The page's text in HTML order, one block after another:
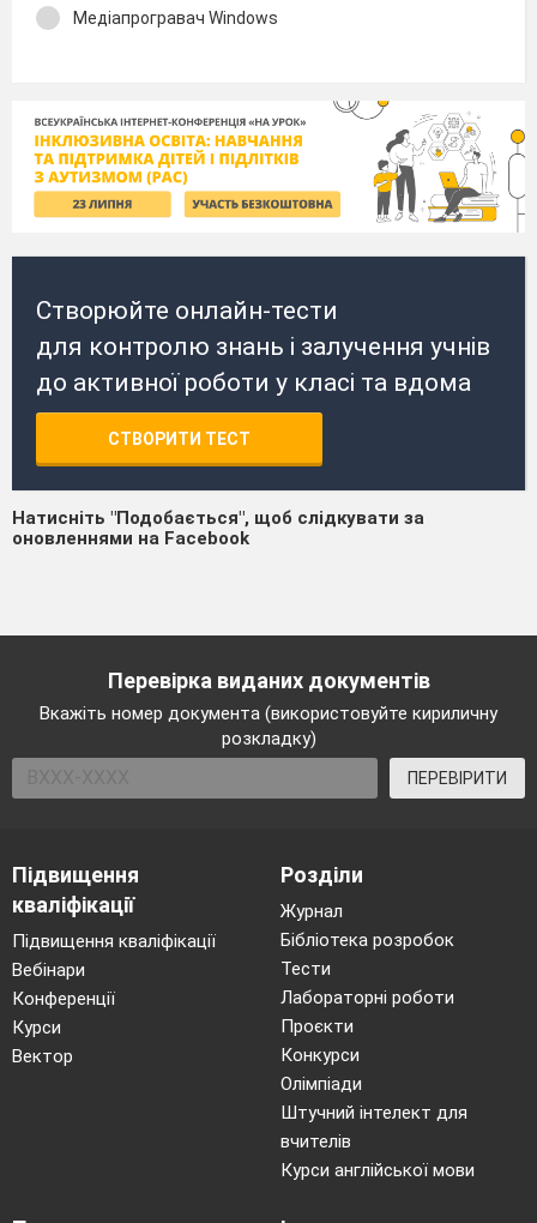
Медіапрогравач Windows
Створюйте онлайн-тести
для контролю знань і залучення учнів
до активної роботи у класі та вдома
СТВОРИТИ ТЕСТ
Натисніть "Подобається", щоб слідкувати за
оновленнями на Facebook
Перевірка виданих документів
Вкажіть номер документа (використовуйте кириличну
розкладку)
ПЕРЕВІРИТИ
Підвищення
кваліфікації
Підвищення кваліфікації
Вебінари
Конференції
Курси
Вектор
Розділи
Журнал
Бібліотека розробок
Тести
Лабораторні роботи
Проєкти
Конкурси
Олімпіади
Штучний інтелект для
вчителів
Курси англійської мови